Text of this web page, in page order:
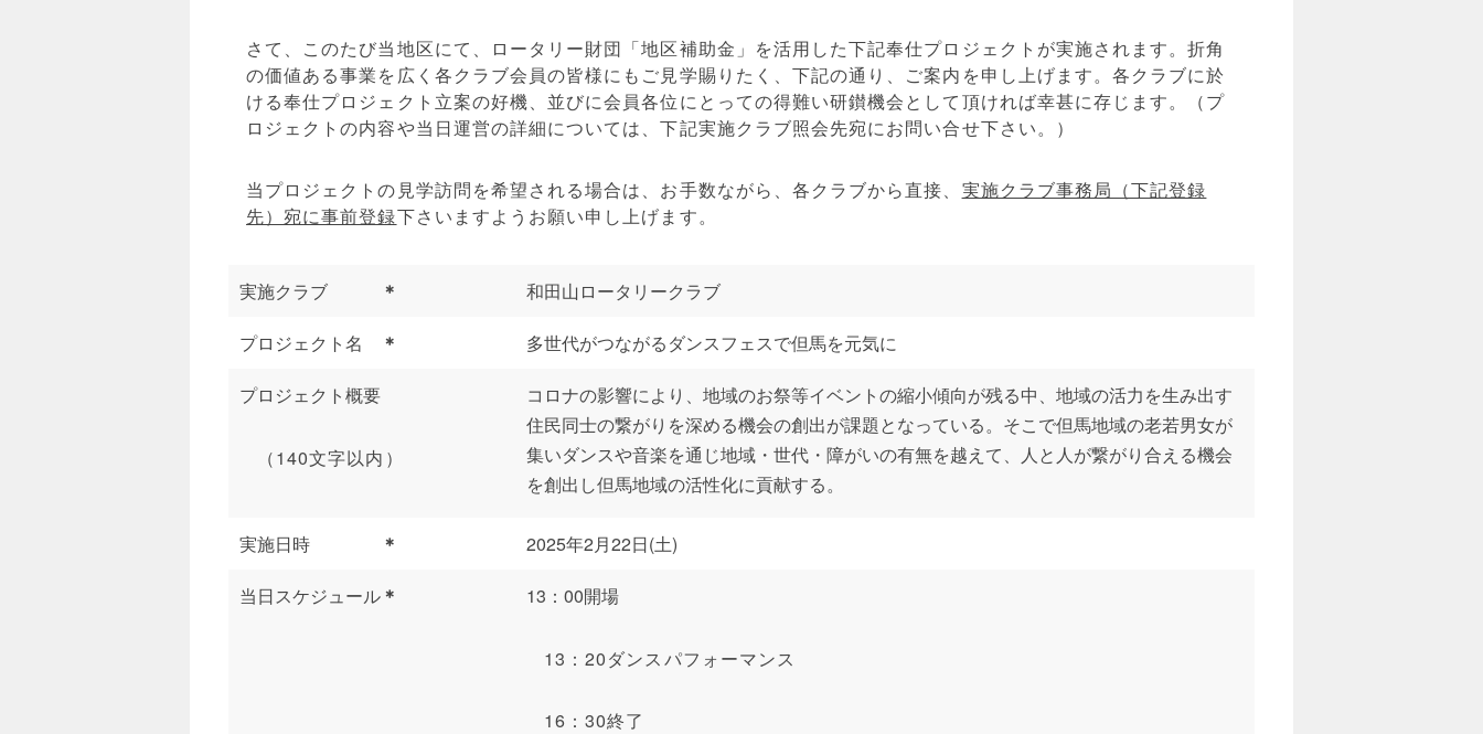
さて、このたび当地区にて、ロータリー財団「地区補助金」を活用した下記奉仕プロジェクトが実施されます。折角
の価値ある事業を広く各クラブ会員の皆様にもご見学賜りたく、下記の通り、ご案内を申し上げます。各クラブに於
ける奉仕プロジェクト立案の好機、並びに会員各位にとっての得難い研鑚機会として頂ければ幸甚に存じます。（プ
ロジェクトの内容や当日運営の詳細については、下記実施クラブ照会先宛にお問い合せ下さい。）
当プロジェクトの見学訪問を希望される場合は、お手数ながら、各クラブから直接、 実施クラブ事務局（下記登録
先）宛に事前登録下さいますようお願い申し上げます。
実施クラブ ＊ 和田山ロータリークラブ
プロジェクト名 ＊ 多世代がつながるダンスフェスで但馬を元気に
プロジェクト概要
（140文字以内）
コロナの影響により、地域のお祭等イベントの縮小傾向が残る中、地域の活力を生み出す
住民同士の繋がりを深める機会の創出が課題となっている。そこで但馬地域の老若男女が
集いダンスや音楽を通じ地域・世代・障がいの有無を越えて、人と人が繋がり合える機会
を創出し但馬地域の活性化に貢献する。
実施日時 ＊ 2025年2月22日(土)
当日スケジュール＊ 13：00開場
13：20ダンスパフォーマンス
16：30終了